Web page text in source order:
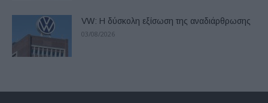
VW: Η δύσκολη εξίσωση της αναδιάρθρωσης
03/08/2026